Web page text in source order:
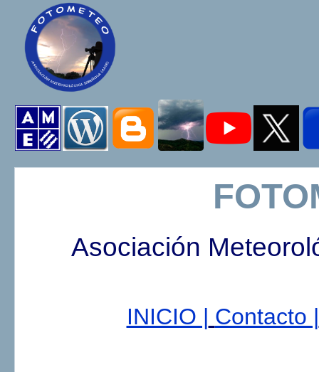
Asociación
INICIO | Contacto |